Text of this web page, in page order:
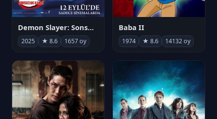
Demon Slayer: Sonsuzluk Kalesi
2025 ★ 8.6 1657 oy
Baba II
1974 ★ 8.6 14132 oy